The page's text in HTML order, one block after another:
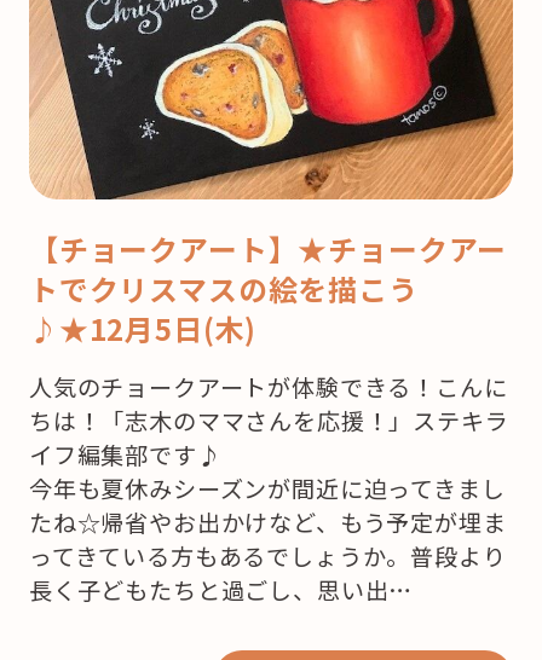
【チョークアート】★チョークアー
トでクリスマスの絵を描こう
♪★12月5日(木)
人気のチョークアートが体験できる！こんに
ちは！「志木のママさんを応援！」ステキラ
イフ編集部です♪
今年も夏休みシーズンが間近に迫ってきまし
たね☆帰省やお出かけなど、もう予定が埋ま
ってきている方もあるでしょうか。普段より
長く子どもたちと過ごし、思い出…